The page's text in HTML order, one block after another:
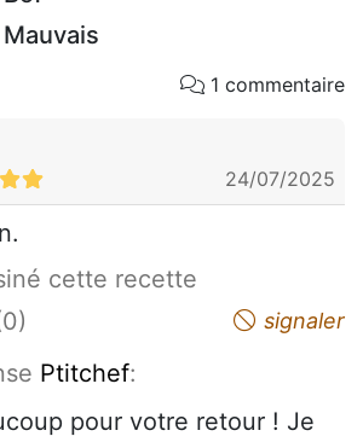
Mauvais
1 commentaire
24/07/2025
cette recette
do not appreciate signaler
Ptitchef:
pour votre retour ! Je